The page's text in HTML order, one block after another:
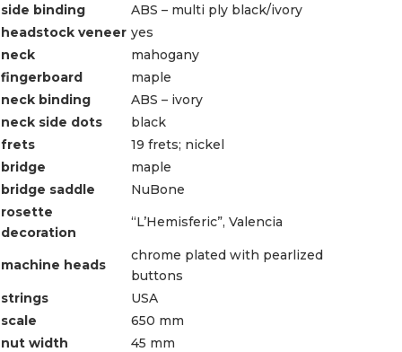
side binding
ABS – multi ply black/ivory
headstock veneer yes
neck
mahogany
fingerboard
maple
neck binding
ABS – ivory
neck side dots
black
frets
19 frets; nickel
bridge
maple
bridge saddle
NuBone
rosette
decoration
“L’Hemisferic”, Valencia
machine heads
chrome plated with pearlized
buttons
strings
USA
scale
650 mm
nut width
45 mm